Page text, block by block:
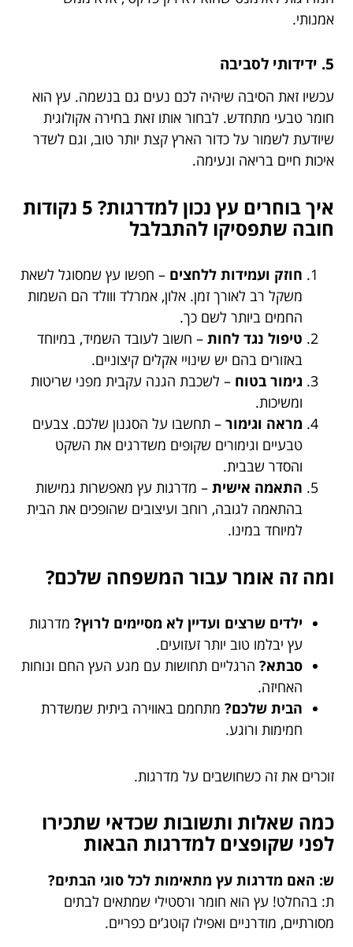
אמנותי.
5. ידידותי לסביבה
עכשיו זאת הסיבה שיהיה לכם נעים גם בנשמה. עץ הוא
חומר טבעי מתחדש. לבחור אותו זאת בחירה אקולוגית
שיודעת לשמור על כדור הארץ קצת יותר טוב, וגם לשדר
איכות חיים בריאה ונעימה.
איך בוחרים עץ נכון למדרגות? 5 נקודות
חובה שתפסיקו להתבלבל
חוזק ועמידות ללחצים – חפשו עץ שמסוגל לשאת
משקל רב לאורך זמן. אלון, אמרלד ווולד הם השמות
החמים ביותר לשם כך.
טיפול נגד לחות – חשוב לעובד השמיד, במיוחד
באזורים בהם יש שינויי אקלים קיצוניים.
גימור בטוח – לשכבת הגנה עקבית מפני שריטות
ומשיכות.
מראה וגימור – תחשבו על הסגנון שלכם. צבעים
טבעיים וגימורים שקופים משדרגים את השקט
והסדר שבבית.
התאמה אישית – מדרגות עץ מאפשרות גמישות
בהתאמה לגובה, רוחב ועיצובים שהופכים את הבית
למיוחד במינו.
ומה זה אומר עבור המשפחה שלכם?
ילדים שרצים ועדיין לא מסיימים לרוץ? מדרגות
עץ יבלמו טוב יותר זעזועים.
סבתא? הרגליים תחושות עם מגע העץ החם ונוחות
האחיזה.
הבית שלכם? מתחמם באווירה ביתית שמשדרת
חמימות ורוגע.
זוכרים את זה כשחושבים על מדרגות.
כמה שאלות ותשובות שכדאי שתכירו
לפני שקופצים למדרגות הבאות
ש: האם מדרגות עץ מתאימות לכל סוגי הבתים?
ת: בהחלט! עץ הוא חומר ורסטילי שמתאים לבתים
מסורתיים, מודרניים ואפילו קוטג’ים כפריים.